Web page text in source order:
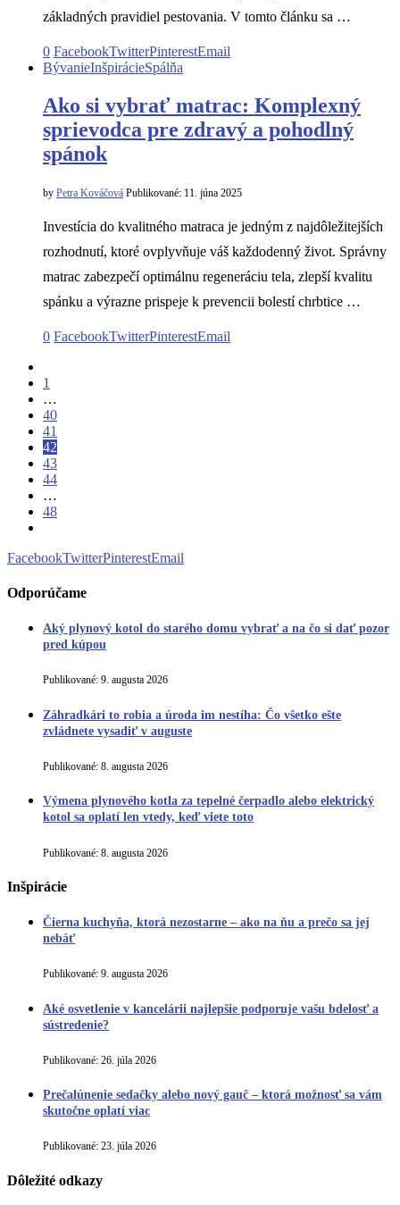
základných pravidiel pestovania. V tomto článku sa …
0 FacebookTwitterPinterestEmail
BývanieInšpirácieSpálňa
Ako si vybrať matrac: Komplexný
sprievodca pre zdravý a pohodlný
spánok
by Petra Kováčová Publikované: 11. júna 2025
Investícia do kvalitného matraca je jedným z najdôležitejších
rozhodnutí, ktoré ovplyvňuje váš každodenný život. Správny
matrac zabezpečí optimálnu regeneráciu tela, zlepší kvalitu
spánku a výrazne prispeje k prevencii bolestí chrbtice …
0 FacebookTwitterPinterestEmail
1
…
40
41
42
43
44
…
48
FacebookTwitterPinterestEmail
Odporúčame
Aký plynový kotol do starého domu vybrať a na čo si dať pozor
pred kúpou
Publikované: 9. augusta 2026
Záhradkári to robia a úroda im nestíha: Čo všetko ešte
zvládnete vysadiť v auguste
Publikované: 8. augusta 2026
Výmena plynového kotla za tepelné čerpadlo alebo elektrický
kotol sa oplatí len vtedy, keď viete toto
Publikované: 8. augusta 2026
Inšpirácie
Čierna kuchyňa, ktorá nezostarne – ako na ňu a prečo sa jej
nebáť
Publikované: 9. augusta 2026
Aké osvetlenie v kancelárii najlepšie podporuje vašu bdelosť a
sústredenie?
Publikované: 26. júla 2026
Prečalúnenie sedačky alebo nový gauč – ktorá možnosť sa vám
skutočne oplatí viac
Publikované: 23. júla 2026
Dôležité odkazy